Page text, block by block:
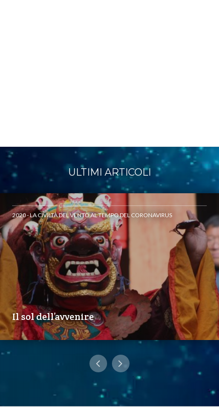
ULTIMI ARTICOLI
2020 - LA CIVILTÀ DEL VENTO AL TEMPO DEL CORONAVIRUS
Il sol dell’avvenire